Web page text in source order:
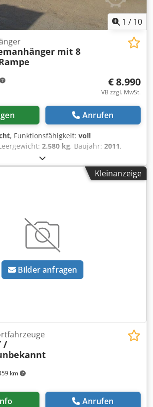
1 / 10
mit 8
€ 8.990
VB zzgl. MwSt.
Anrufen
, Funktionsfähigkeit: voll
2.580 kg, Baujahr: 2011,
, Schwerlastanhänger Chedpfx Acezqxh
und voll funktionsfähig
gut Beschreibung: Tandem Anhänger -
MITTELTAL ETS-TA-B 10,7 - -
- Eigengewicht 2580 kg - - zul.
(mechanisch) - - Länge Rampe ca.
12V - - - Länge Ladefläche innen 5,50m -
- - Gesamtlänge inkl. Deichsel 7m - -
- Bordwände ca. 35 cm hoch - - gute
Kleinanzeige
Bilder anfragen
km
/
Anrufen